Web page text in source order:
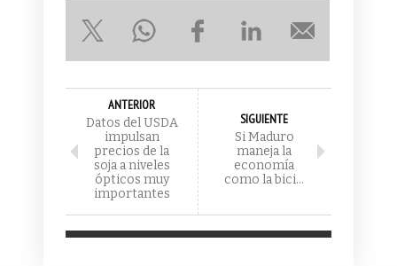
ANTERIOR
Datos del USDA
impulsan
precios de la
soja a niveles
ópticos muy
importantes
SIGUIENTE
Si Maduro
maneja la
economía
como la bici…